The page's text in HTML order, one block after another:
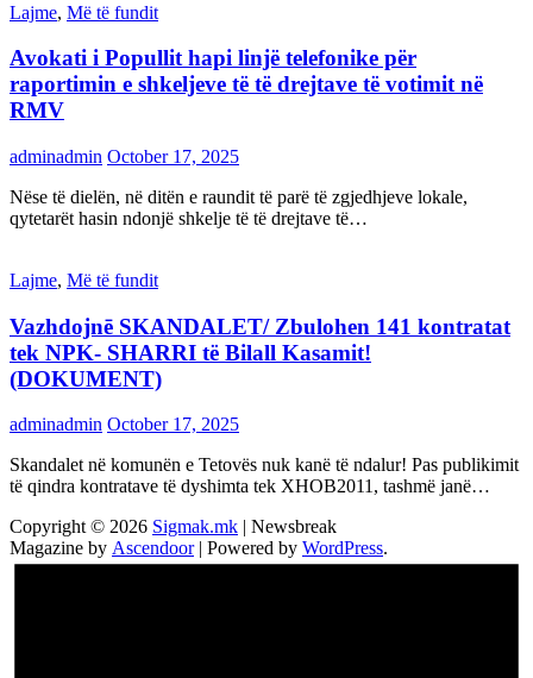
Lajme, Më të fundit
Avokati i Popullit hapi linjë telefonike për
raportimin e shkeljeve të të drejtave të votimit në
RMV
adminadmin October 17, 2025
Nëse të dielën, në ditën e raundit të parë të zgjedhjeve lokale,
qytetarët hasin ndonjë shkelje të të drejtave të…
Lajme, Më të fundit
Vazhdojnē SKANDALET/ Zbulohen 141 kontratat
tek NPK- SHARRI të Bilall Kasamit!
(DOKUMENT)
adminadmin October 17, 2025
Skandalet në komunën e Tetovës nuk kanë të ndalur! Pas publikimit
të qindra kontratave të dyshimta tek XHOB2011, tashmë janë…
Copyright © 2026 Sigmak.mk | Newsbreak
Magazine by Ascendoor| Powered by WordPress.